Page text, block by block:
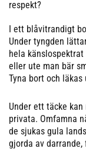
respekt?
I ett blåvitrandigt
Under tyngden
hela
eller ute man bär
Tyna bort och läkas
Under ett täcke
privata. Omfamna
de sjukas gula
gjorda av darrande,